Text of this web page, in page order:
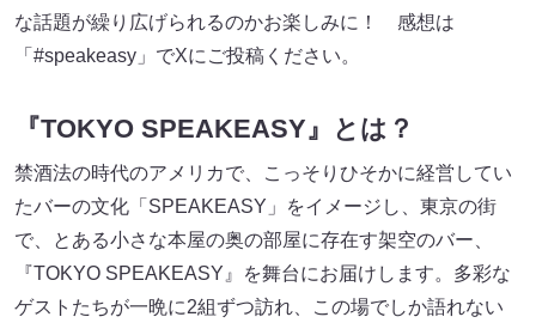
な話題が繰り広げられるのかお楽しみに！ 感想は
「#speakeasy」でXにご投稿ください。
『TOKYO SPEAKEASY』とは？
禁酒法の時代のアメリカで、こっそりひそかに経営してい
たバーの文化「SPEAKEASY」をイメージし、東京の街
で、とある小さな本屋の奥の部屋に存在す架空のバー、
『TOKYO SPEAKEASY』を舞台にお届けします。多彩な
ゲストたちが一晩に2組ずつ訪れ、この場でしか語れない